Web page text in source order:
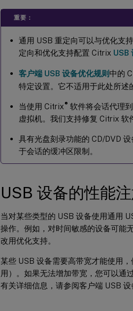
重要：
通用 USB 重定向可以与优化支
定向和优化支持配置 Citrix USB
客户端 USB 设备优化规则 中的
特定设置。它不适用于此处所述
当使用 Citrix® 软件将会话代理
虚拟机。我们支持修复 Citrix 软
具有光盘刻录功能的 CD/DVD
于会话的缓冲区限制。
USB 设备的性能
当对某些类型的 USB 设备使用通用
操作。例如，对时间敏感的设备可能
改用优化支持。
某些 USB 设备需要高带宽才能使用
用）。如果无法增加带宽，您可以通
有关详细信息，请参阅客户端 USB